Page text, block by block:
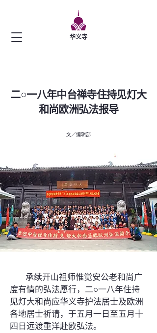
华义寺
二○一八年中台禅寺住持见灯大
和尚欧洲弘法报导
文／编辑部
承续开山祖师惟觉安公老和尚广
度有情的弘法愿行，二○一八年住持
见灯大和尚应华义寺护法居士及欧洲
各地居士祈请，于五月一日至五月十
四日远渡重洋赴欧弘法。